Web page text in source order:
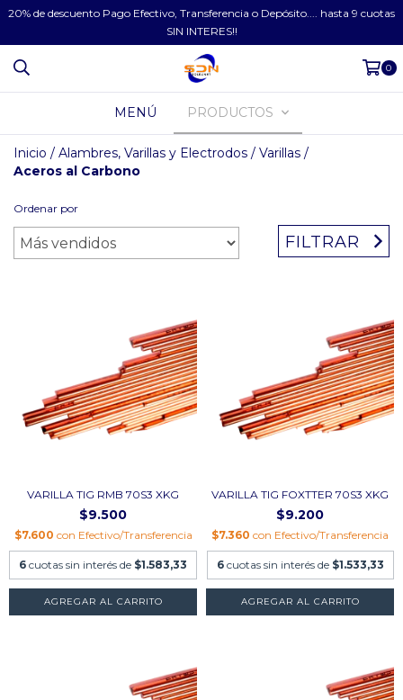
20% de descuento Pago Efectivo, Transferencia o Depósito.... hasta 9 cuotas
SIN INTERES!!
0
MENÚ PRODUCTOS
Inicio / Alambres, Varillas y Electrodos / Varillas /
Aceros al Carbono
Ordenar por
FILTRAR
VARILLA TIG RMB 70S3 XKG
$9.500
$7.600 con Efectivo/Transferencia
6 cuotas sin interés de $1.583,33
AGREGAR AL CARRITO
VARILLA TIG FOXTTER 70S3 XKG
$9.200
$7.360 con Efectivo/Transferencia
6 cuotas sin interés de $1.533,33
AGREGAR AL CARRITO